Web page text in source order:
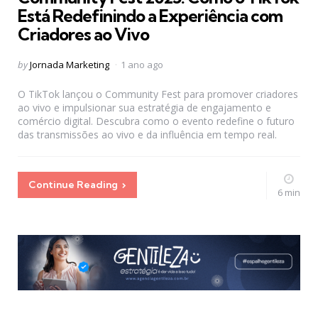
Está Redefinindo a Experiência com
Criadores ao Vivo
Posted
byJornada Marketing 1 ano ago
O TikTok lançou o Community Fest para promover criadores
ao vivo e impulsionar sua estratégia de engajamento e
comércio digital. Descubra como o evento redefine o futuro
das transmissões ao vivo e da influência em tempo real.
Continue Reading
6 min